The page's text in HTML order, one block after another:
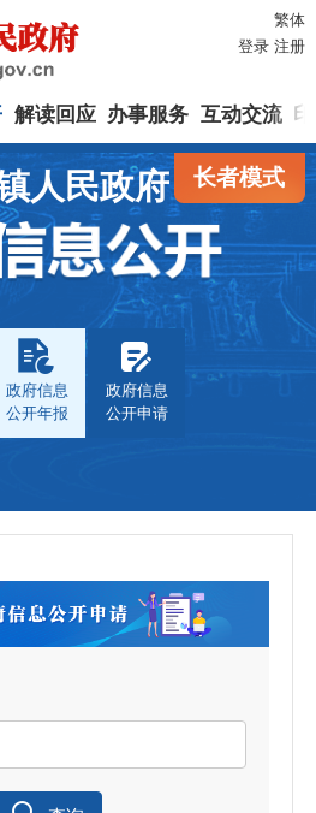
繁体
登录 注册
解读回应 办事服务 互动交流
长者模式
人民政府
政府信息
公开年报
政府信息
公开申请